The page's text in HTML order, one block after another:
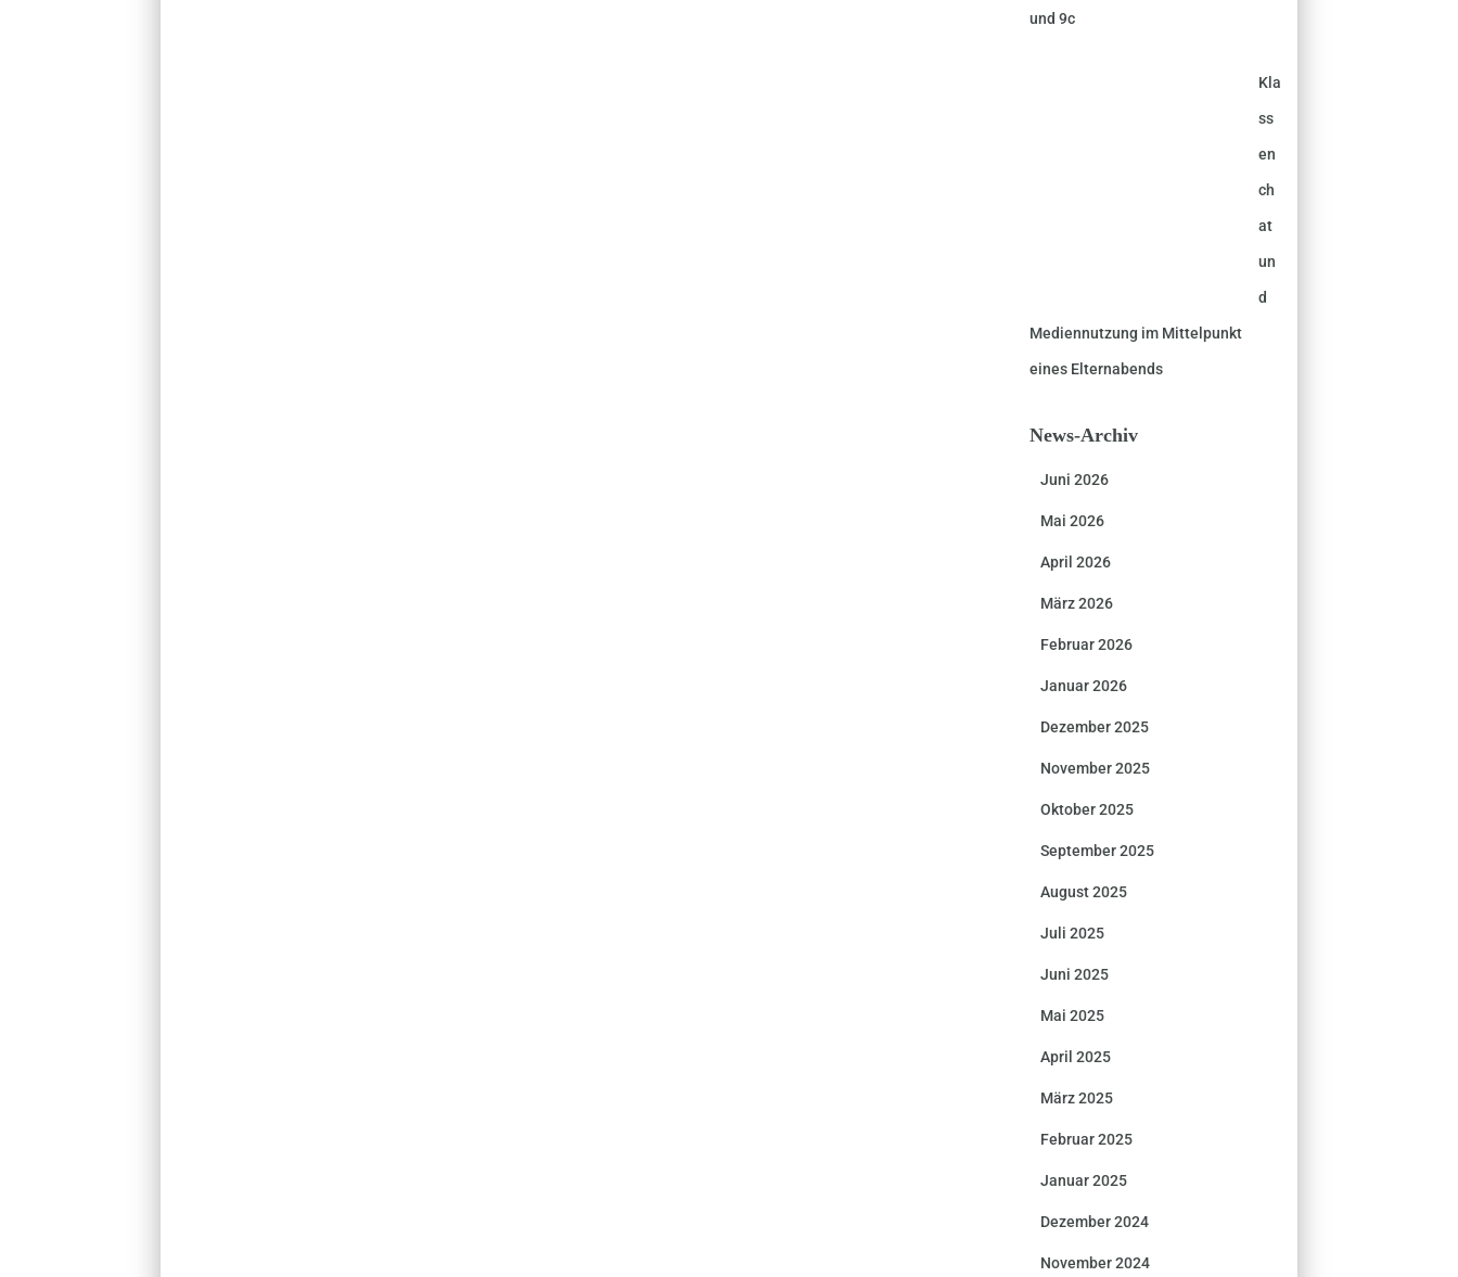
und 9c
Kla
ss
en
ch
at
un
d
Mediennutzung im Mittelpunkt
eines Elternabends
News-Archiv
Juni 2026
Mai 2026
April 2026
März 2026
Februar 2026
Januar 2026
Dezember 2025
November 2025
Oktober 2025
September 2025
August 2025
Juli 2025
Juni 2025
Mai 2025
April 2025
März 2025
Februar 2025
Januar 2025
Dezember 2024
November 2024